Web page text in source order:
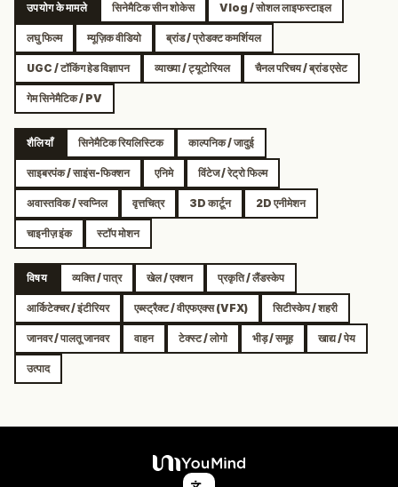
उपयोग के मामले सिनेमैटिक सीन शोकेस Vlog / सोशल लाइफस्टाइल
लघु फिल्म म्यूज़िक वीडियो ब्रांड / प्रोडक्ट कमर्शियल
UGC / टॉकिंग हेड विज्ञापन व्याख्या / ट्यूटोरियल चैनल परिचय / ब्रांड एसेट
गेम सिनेमैटिक / PV
शैलियाँ सिनेमैटिक रियलिस्टिक काल्पनिक / जादुई
साइबरपंक / साइंस-फिक्शन एनिमे विंटेज / रेट्रो फिल्म
अवास्तविक / स्वप्निल वृत्तचित्र 3D कार्टून 2D एनीमेशन
चाइनीज़ इंक स्टॉप मोशन
विषय व्यक्ति / पात्र खेल / एक्शन प्रकृति / लैंडस्केप
आर्किटेक्चर / इंटीरियर एब्स्ट्रैक्ट / वीएफएक्स (VFX) सिटीस्केप / शहरी
जानवर / पालतू जानवर वाहन टेक्स्ट / लोगो भीड़ / समूह खाद्य / पेय
उत्पाद